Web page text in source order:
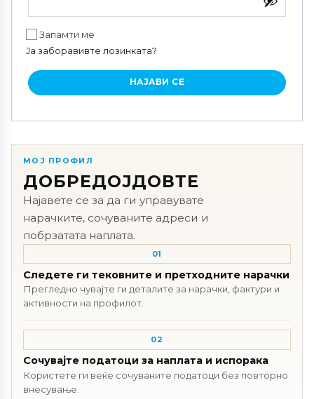
Запамти ме
Ја заборавивте лозинката?
НАЈАВИ СЕ
МОЈ ПРОФИЛ
ДОБРЕДОЈДОВТЕ
Најавете се за да ги управувате
нарачките, сочуваните адреси и
побрзатата наплата.
01
Следете ги тековните и претходните нарачки
Прегледно чувајте ги деталите за нарачки, фактури и
активности на профилот.
02
Сочувајте податоци за наплата и испорака
Користете ги веќе сочуваните податоци без повторно
внесување.